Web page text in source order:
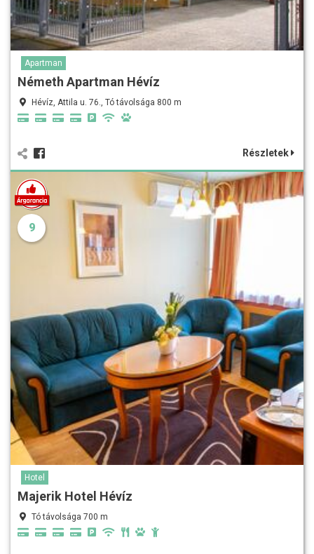
Apartman
Németh Apartman Hévíz
Hévíz, Attila u. 76., Tó távolsága 800 m
Részletek
9
Hotel
Majerik Hotel Hévíz
Tó távolsága 700 m